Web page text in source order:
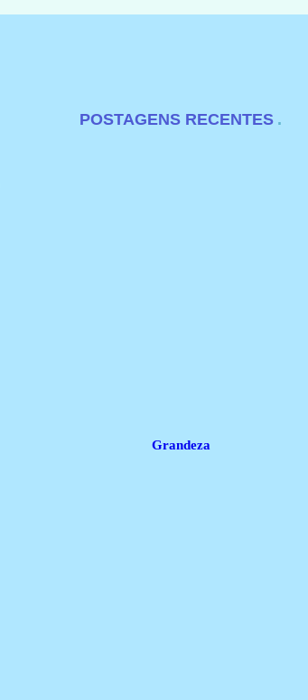
POSTAGENS RECENTES
Grandeza